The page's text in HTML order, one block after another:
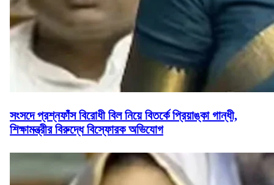
সংসদে প্রশ্নফাঁস বিরোধী বিল নিয়ে বিতর্কে প্রিয়াঙ্কা গান্ধী,
শিক্ষামন্ত্রীর বিরুদ্ধে বিস্ফোরক অভিযোগ